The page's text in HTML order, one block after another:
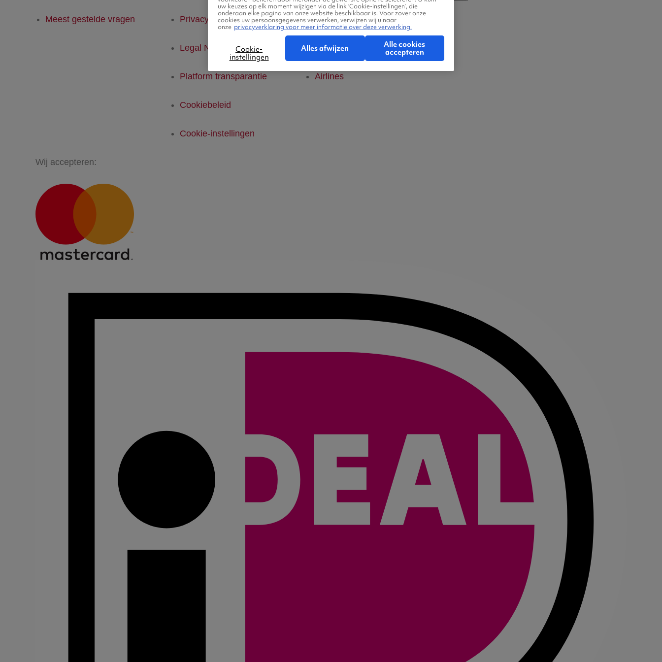
Meest gestelde vragen Privacyverklaring
Legal Notice
Platform transparantie
Cookiebeleid
Cookie-instellingen
Hotels
Vlucht + hotel
Airlines
Wij accepteren:
uw keuzes op elk moment wijzigen via de link ‘Cookie-instellingen’, die
onderaan elke pagina van onze website beschikbaar is. Voor zover onze
cookies uw persoonsgegevens verwerken, verwijzen wij u naar
onze privacyverklaring voor meer informatie over deze verwerking.
Cookie-
instellingen
Alles afwijzen
Alle cookies
accepteren